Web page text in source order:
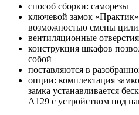
способ сборки: саморезы
ключевой замок
возможностью смены
вентиляционные отверстия
конструкция шкафов
собой
поставляются в
опции: комплектация
замка устанавливается
A129 с устройством под